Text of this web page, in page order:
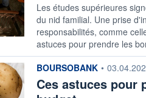
Les études supérieures
du nid familial. Une prise
responsabilités, comme
astuces pour prendre les
information fournie par
BOURSOBANK •
Ces astuces pour